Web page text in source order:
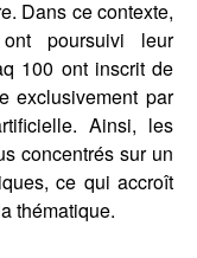
Dans ce contexte,
poursuivi leur
100 ont inscrit de
exclusivement par
Ainsi, les
concentrés sur un
ce qui accroît
thématique.